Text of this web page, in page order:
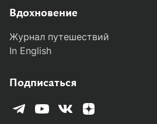
Вдохновение
Журнал путешествий
In English
Подписаться